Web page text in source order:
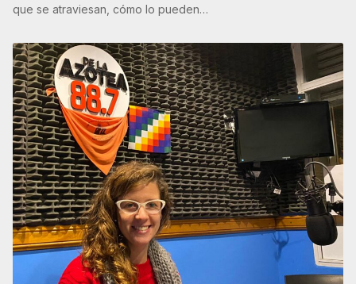
que se atraviesan, cómo lo pueden…